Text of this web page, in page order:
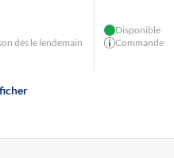
dès le lendemain
Disponible
Commandes